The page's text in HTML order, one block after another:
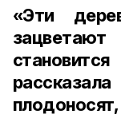
«Эти